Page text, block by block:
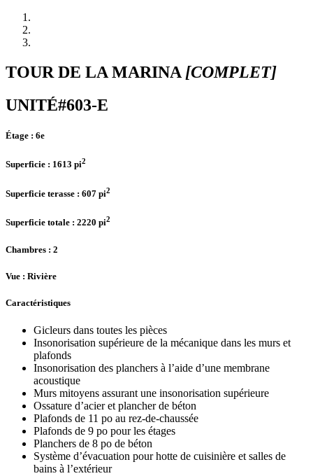
TOUR DE LA MARINA [COMPLET]
UNITÉ#603-E
Étage : 6e
Superficie : 1613 pi2
Superficie terasse : 607 pi2
Superficie totale : 2220 pi2
Chambres : 2
Vue : Rivière
Caractéristiques
Gicleurs dans toutes les pièces
Insonorisation supérieure de la mécanique dans les murs et
plafonds
Insonorisation des planchers à l’aide d’une membrane
acoustique
Murs mitoyens assurant une insonorisation supérieure
Ossature d’acier et plancher de béton
Plafonds de 11 po au rez-de-chaussée
Plafonds de 9 po pour les étages
Planchers de 8 po de béton
Système d’évacuation pour hotte de cuisinière et salles de
bains à l’extérieur